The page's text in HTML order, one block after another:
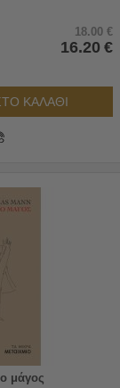
18.00 €
16.20 €
ΚΑΛΑΘΙ
μάγος